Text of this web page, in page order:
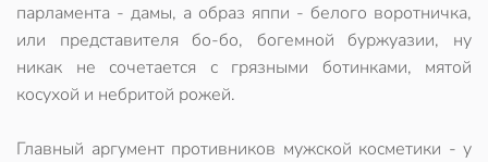
парламента - дамы, а образ яппи - белого воротничка,
или представителя бо-бо, богемной буржуазии, ну
никак не сочетается с грязными ботинками, мятой
косухой и небритой рожей.
Главный аргумент противников мужской косметики - у